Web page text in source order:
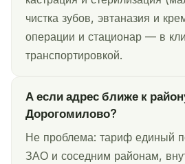
чистка зубов, эвтаназия и
операции и стационар — в
транспортировкой.
А если адрес ближе к
Дорогомилово?
Не проблема: тариф единый
ЗАО и соседним районам,